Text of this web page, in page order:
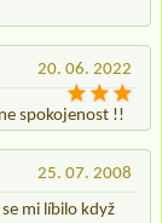
20. 06. 2022
spokojenost !!
25. 07. 2008
mi líbilo když